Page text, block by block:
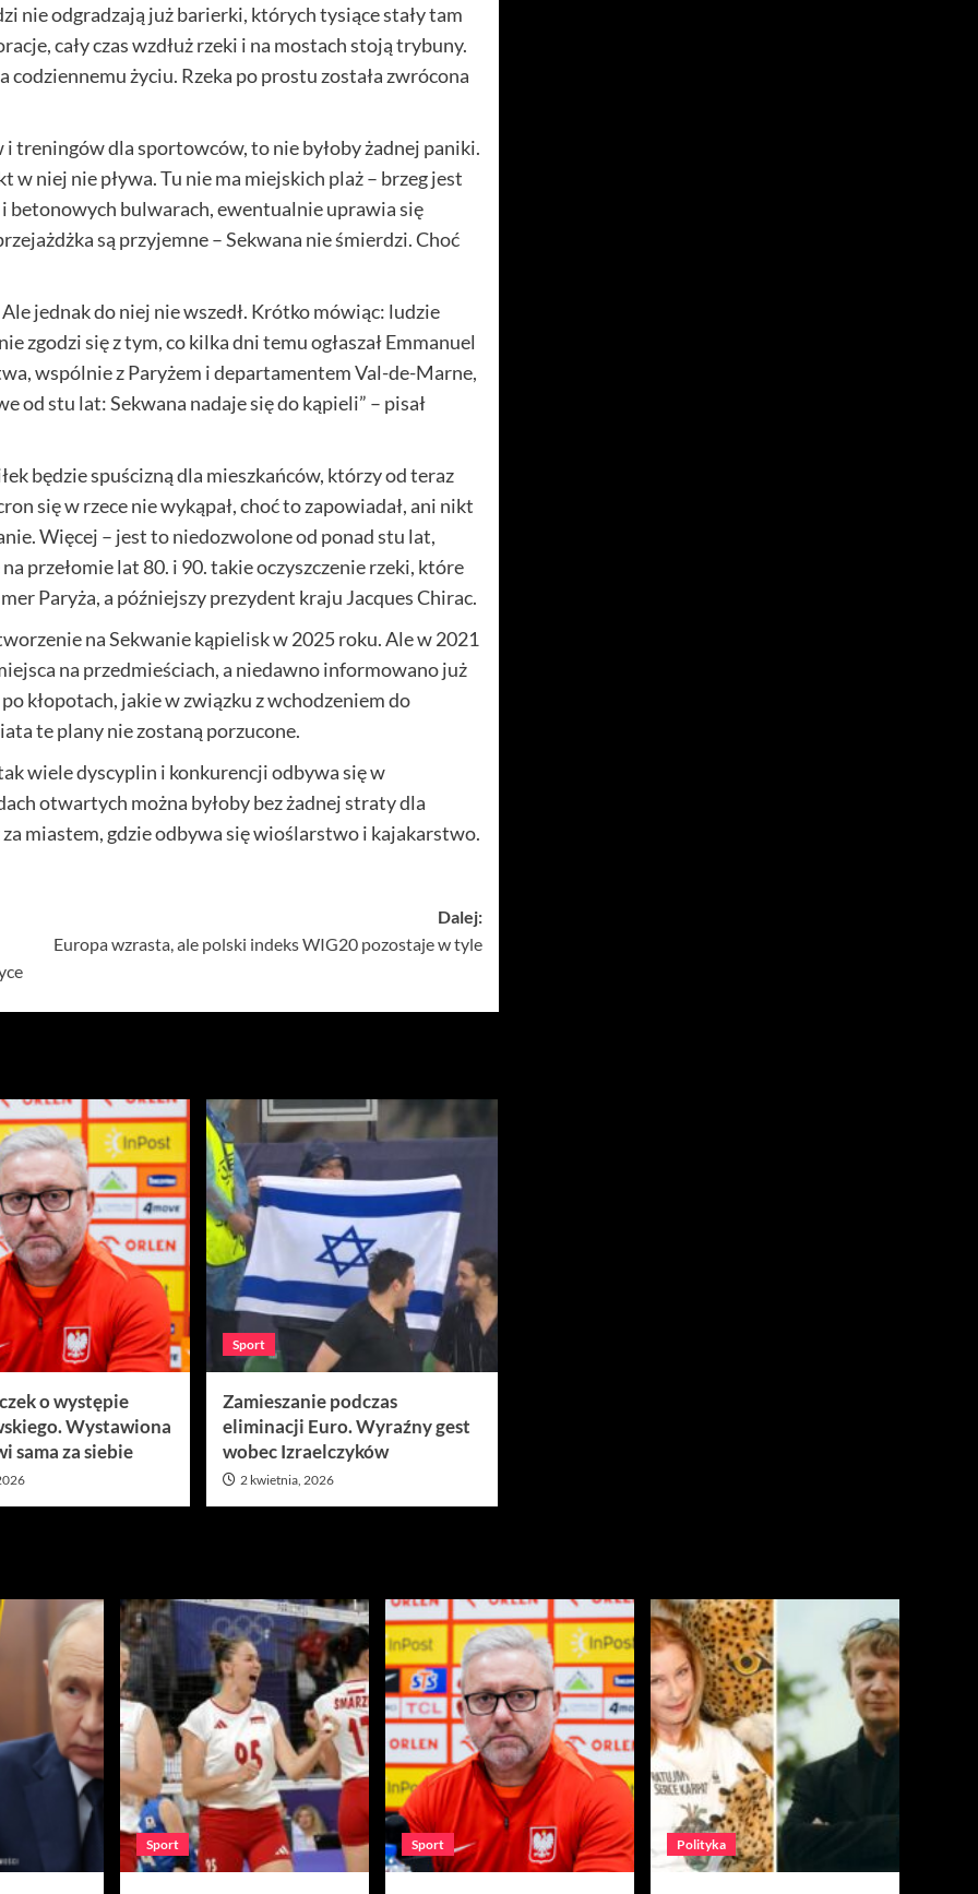
nie odgradzają już barierki, których tysiące stały tam
cały czas wzdłuż rzeki i na mostach stoją trybuny.
życiu. Rzeka po prostu została zwrócona
treningów dla sportowców, to nie byłoby żadnej paniki.
w niej nie pływa. Tu nie ma miejskich plaż – brzeg jest
betonowych bulwarach, ewentualnie uprawia się
są przyjemne – Sekwana nie śmierdzi. Choć
jednak do niej nie wszedł. Krótko mówiąc: ludzie
zgodzi się z tym, co kilka dni temu ogłaszał Emmanuel
wspólnie z Paryżem i departamentem Val-de-Marne,
od stu lat: Sekwana nadaje się do kąpieli” – pisał
będzie spuścizną dla mieszkańców, którzy od teraz
się w rzece nie wykąpał, choć to zapowiadał, ani nikt
Więcej – jest to niedozwolone od ponad stu lat,
przełomie lat 80. i 90. takie oczyszczenie rzeki, które
Paryża, a późniejszy prezydent kraju Jacques Chirac.
na Sekwanie kąpielisk w 2025 roku. Ale w 2021
na przedmieściach, a niedawno informowano już
kłopotach, jakie w związku z wchodzeniem do
te plany nie zostaną porzucone.
wiele dyscyplin i konkurencji odbywa się w
otwartych można byłoby bez żadnej straty dla
miastem, gdzie odbywa się wioślarstwo i kajakarstwo.
Dalej:
Europa wzrasta, ale polski indeks WIG20 pozostaje w tyle
o występie
Wystawiona
sama za siebie
Sport
Zamieszanie podczas
eliminacji Euro. Wyraźny gest
wobec Izraelczyków
2 kwietnia, 2026
Sport Sport Polityka